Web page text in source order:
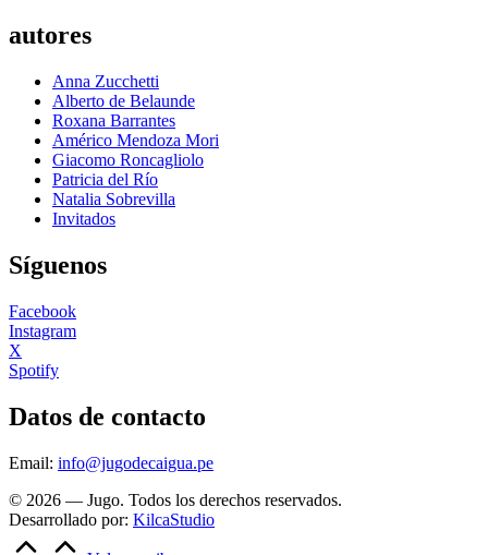
autores
Anna Zucchetti
Alberto de Belaunde
Roxana Barrantes
Américo Mendoza Mori
Giacomo Roncagliolo
Patricia del Río
Natalia Sobrevilla
Invitados
Síguenos
Facebook
Instagram
X
Spotify
Datos de contacto
Email: info@jugodecaigua.pe
© 2026 — Jugo. Todos los derechos reservados.
Desarrollado por: KilcaStudio